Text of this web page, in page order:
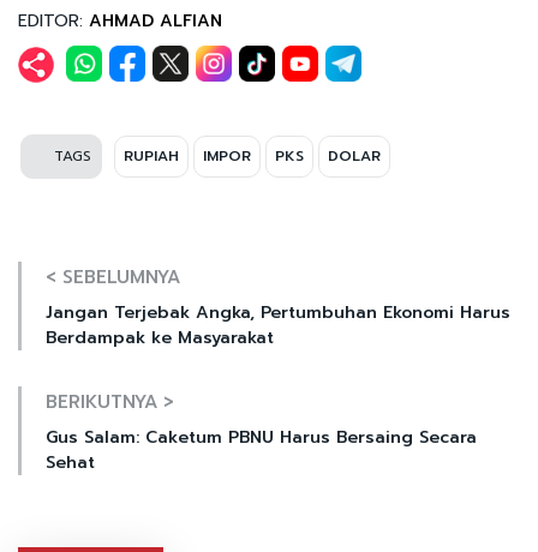
EDITOR: AHMAD ALFIAN
TAGS RUPIAH IMPOR PKS DOLAR
< SEBELUMNYA
Jangan Terjebak Angka, Pertumbuhan Ekonomi Harus
Berdampak ke Masyarakat
BERIKUTNYA >
Gus Salam: Caketum PBNU Harus Bersaing Secara
Sehat